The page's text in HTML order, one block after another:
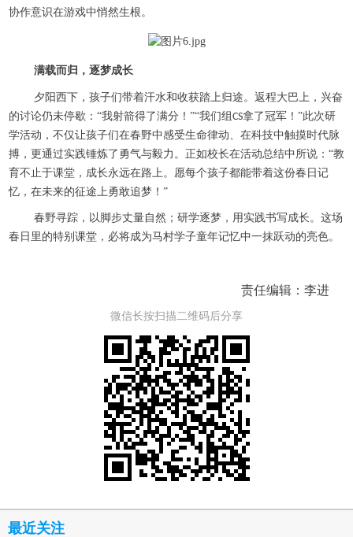
协作意识在游戏中悄然生根。
满载而归，逐梦成长
夕阳西下，孩子们带着汗水和收获踏上归途。返程大巴上，兴奋
的讨论仍未停歇： “我射箭得了满分！”“我们组CS拿了冠军！”此次研
学活动，不仅让孩子们在春野中感受生命律动、在科技中触摸时代脉
搏，更通过实践锤炼了勇气与毅力。正如校长在活动总结中所说：“教
育不止于课堂，成长永远在路上。愿每个孩子都能带着这份春日记
忆，在未来的征途上勇敢追梦！”
春野寻踪，以脚步丈量自然；研学逐梦，用实践书写成长。这场
春日里的特别课堂，必将成为马村学子童年记忆中一抹跃动的亮色。
责任编辑：李进
微信长按扫描二维码后分享
最近关注